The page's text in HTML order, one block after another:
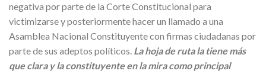
negativa por parte de la Corte Constitucional para
victimizarse y posteriormente hacer un llamado a una
Asamblea Nacional Constituyente con firmas ciudadanas por
parte de sus adeptos políticos. La hoja de ruta la tiene más
que clara y la constituyente en la mira como principal